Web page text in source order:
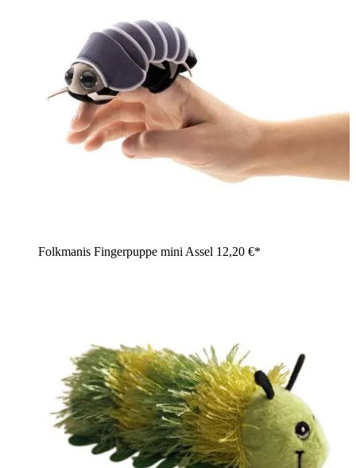
Folkmanis Fingerpuppe mini Assel 12,20 €*